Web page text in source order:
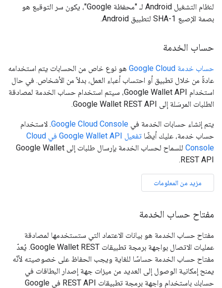
لنظام التشغيل Android لـ "محفظة Google"، يكون سر التوقيع هو
بصمة الإصبع SHA-1 لتطبيق Android.
حساب الخدمة
حساب خدمة Google Cloud
هو نوع خاص من الحسابات يتم استخدامه
عادةً من خلال تطبيق أو احتساب أعباء العمل، بدلاً من الأشخاص. في حال
استخدام Google Wallet API، سيتم استخدام حساب الخدمة لمصادقة
الطلبات المرسَلة إلى Google Wallet REST API.
يتم إنشاء حسابات الخدمة في Google Cloud Console. لاستخدام
حساب خدمة، عليك أيضًا
تفعيل Google Wallet API في Cloud
Console
للسماح لحساب الخدمة بإرسال طلبات إلى Google Wallet
REST API.
مزيد من المعلومات
مفتاح حساب الخدمة
مفتاح حساب الخدمة هو بيانات الاعتماد التي ستستخدمها لمصادقة
عمليات الاتصال بواجهة برمجة تطبيقات Google Wallet REST. يُعدّ
مفتاح حساب الخدمة حساسًا للغاية ويجب الحفاظ على خصوصيته لأنّه
يمنح إمكانية الوصول إلى العديد من ميزات جهة إصدار البطاقات في
حسابك باستخدام واجهة برمجة تطبيقات REST API في Google